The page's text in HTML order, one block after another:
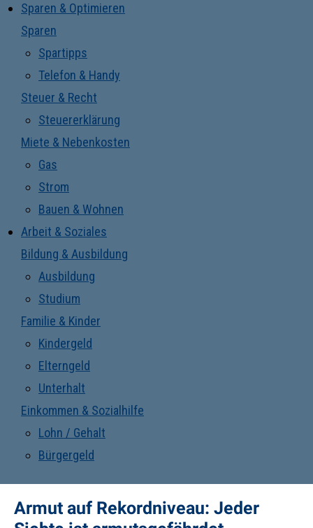
Sparen & Optimieren
Sparen
Spartipps
Telefon & Handy
Steuer & Recht
Steuererklärung
Miete & Nebenkosten
Gas
Strom
Bauen & Wohnen
Arbeit & Soziales
Bildung & Ausbildung
Ausbildung
Studium
Familie & Kinder
Kindergeld
Elterngeld
Unterhalt
Einkommen & Sozialhilfe
Lohn / Gehalt
Bürgergeld
Armut auf Rekordniveau: Jeder